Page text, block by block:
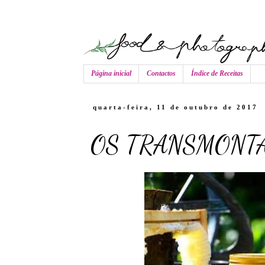
Página inicial Contactos Índice de Receitas
quarta-feira, 11 de outubro de 2017
OS